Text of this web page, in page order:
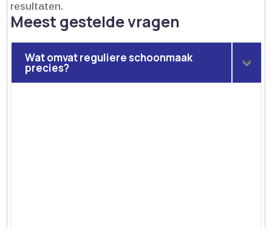
resultaten.​
Meest gestelde vragen
Wat omvat reguliere schoonmaak
precies?